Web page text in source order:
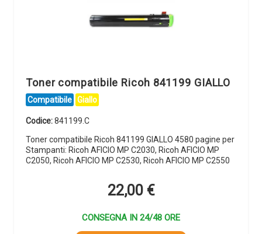
Toner compatibile Ricoh 841199 GIALLO
Compatibile Giallo
Codice:841199.C
Toner compatibile Ricoh 841199 GIALLO 4580 pagine per
Stampanti: Ricoh AFICIO MP C2030, Ricoh AFICIO MP
C2050, Ricoh AFICIO MP C2530, Ricoh AFICIO MP C2550
22,00 €
CONSEGNA IN 24/48 ORE